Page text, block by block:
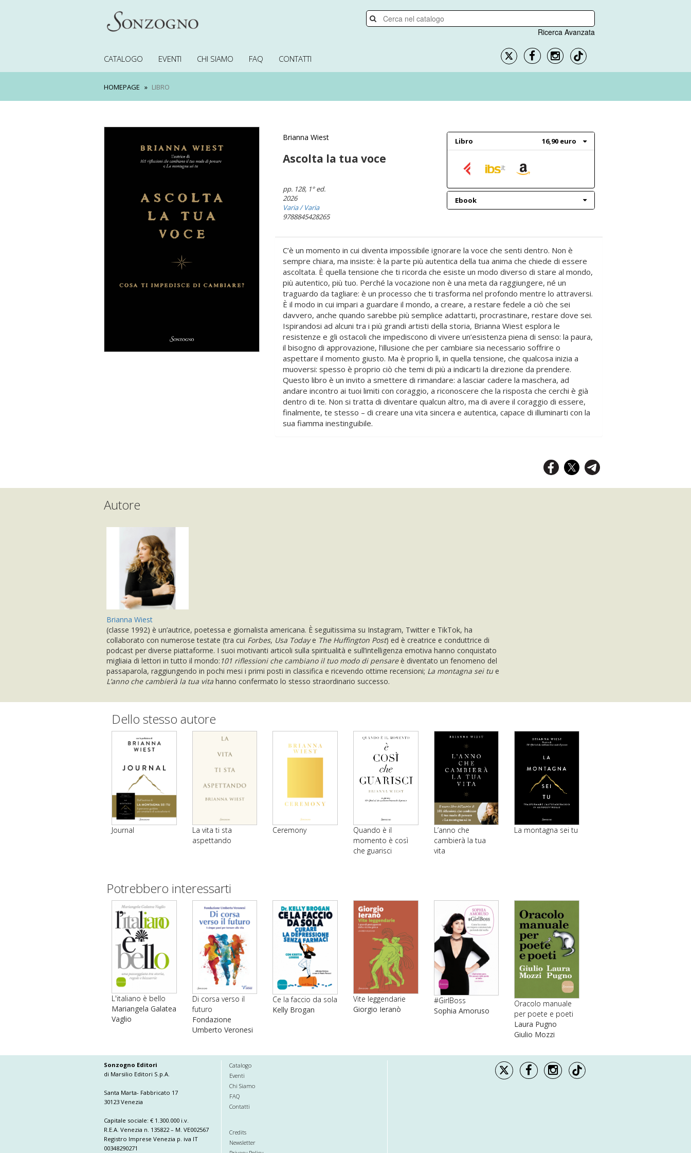
Ricerca Avanzata
CATALOGO EVENTI CHI SIAMO FAQ CONTATTI
HOMEPAGE LIBRO
Brianna Wiest
Ascolta la tua voce
pp. 128, 1° ed.
2026
Varia/ Varia
9788845428265
Libro 16,90 euro
Ebook
C’è un momento in cui diventa impossibile ignorare la voce che senti dentro. Non è
sempre chiara, ma insiste: è la parte più autentica della tua anima che chiede di essere
ascoltata. È quella tensione che ti ricorda che esiste un modo diverso di stare al mondo,
più autentico, più tuo. Perché la vocazione non è una meta da raggiungere, né un
traguardo da tagliare: è un processo che ti trasforma nel profondo mentre lo attraversi.
È il modo in cui impari a guardare il mondo, a creare, a restare fedele a ciò che sei
davvero, anche quando sarebbe più semplice adattarti, procrastinare, restare dove sei.
Ispirandosi ad alcuni tra i più grandi artisti della storia, Brianna Wiest esplora le
resistenze e gli ostacoli che impediscono di vivere un’esistenza piena di senso: la paura,
il bisogno di approvazione, l’illusione che per cambiare sia necessario soffrire o
aspettare il momento giusto. Ma è proprio lì, in quella tensione, che qualcosa inizia a
muoversi: spesso è proprio ciò che temi di più a indicarti la direzione da prendere.
Questo libro è un invito a smettere di rimandare: a lasciar cadere la maschera, ad
andare incontro ai tuoi limiti con coraggio, a riconoscere che la risposta che cerchi è già
dentro di te. Non si tratta di diventare qualcun altro, ma di avere il coraggio di essere,
finalmente, te stesso – di creare una vita sincera e autentica, capace di illuminarti con la
sua fiamma inestinguibile.
Autore
Brianna Wiest
(classe 1992) è un’autrice, poetessa e giornalista americana. È seguitissima su Instagram, Twitter e TikTok, ha
collaborato con numerose testate (tra cui Forbes, Usa Todaye The Huffington Post) ed è creatrice e conduttrice di
podcast per diverse piattaforme. I suoi motivanti articoli sulla spiritualità e sull’intelligenza emotiva hanno conquistato
migliaia di lettori in tutto il mondo: 101 riflessioni che cambiano il tuo modo di pensareè diventato un fenomeno del
passaparola, raggiungendo in pochi mesi i primi posti in classifica e ricevendo ottime recensioni; La montagna sei tu e
L’anno che cambierà la tua vita hanno confermato lo stesso straordinario successo.
Dello stesso autore
Journal
La vita ti sta
aspettando
Ceremony
Quando è il
momento è così
che guarisci
L’anno che
cambierà la tua
vita
La montagna sei tu
Potrebbero interessarti
L'italiano è bello
Mariangela Galatea
Vaglio
Di corsa verso il
futuro
Fondazione
Umberto Veronesi
Ce la faccio da sola
Kelly Brogan
Vite leggendarie
Giorgio Ieranò
#GirlBoss
Sophia Amoruso
Oracolo manuale
per poete e poeti
Laura Pugno
Giulio Mozzi
Sonzogno Editori
di Marsilio Editori S.p.A.
Santa Marta- Fabbricato 17
30123 Venezia
Capitale sociale: € 1.300.000 i.v.
R.E.A. Venezia n. 135822 – M. VE002567
Registro Imprese Venezia p. iva IT
00348290271
Catalogo
Eventi
Chi Siamo
FAQ
Contatti
Credits
Newsletter